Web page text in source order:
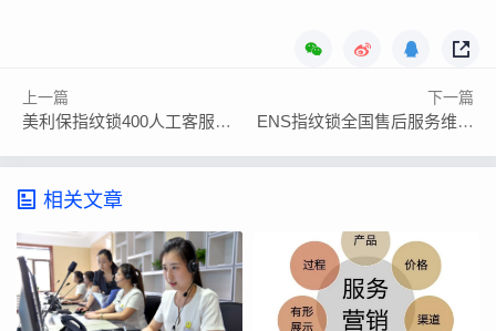
上一篇
美利保指纹锁400人工客服在线报修
下一篇
ENS指纹锁全国售后服务维修点电话
相关文章